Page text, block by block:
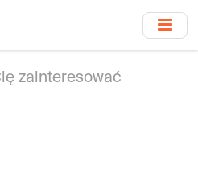
zainteresować